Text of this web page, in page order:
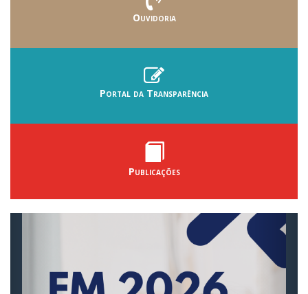
Ouvidoria
Portal da Transparência
Publicações